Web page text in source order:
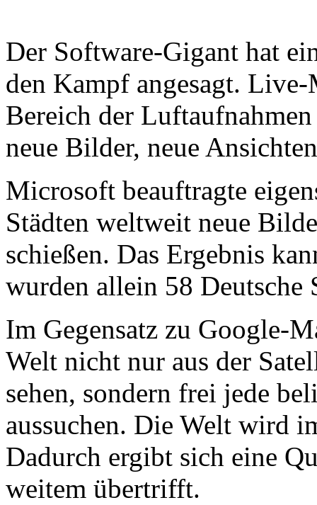
Der Software-Gigant hat
den Kampf angesagt.
Bereich der
neue Bilder, neue
Microsoft beauftragte
Städten weltweit neue
schießen. Das Ergebnis
wurden allein 58 Deutsche
Im Gegensatz zu Google-
Welt nicht nur aus der
sehen, sondern frei jede
aussuchen. Die Welt wird
Dadurch ergibt sich eine
weitem übertrifft.